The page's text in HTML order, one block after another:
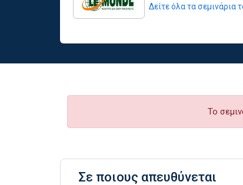
Δείτε όλα τα σεμινάρια
Το
Σε ποιους απευθύνεται